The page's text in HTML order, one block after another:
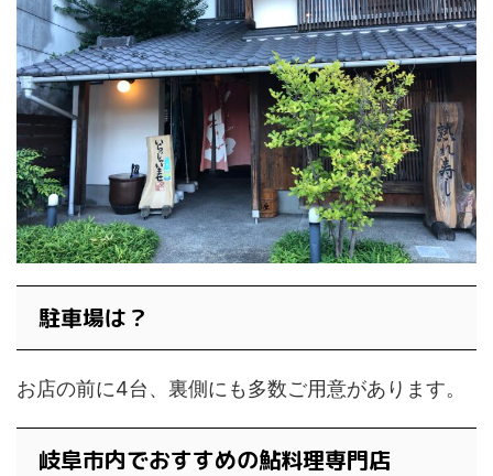
駐車場は？
お店の前に4台、裏側にも多数ご用意があります。
岐阜市内でおすすめの鮎料理専門店